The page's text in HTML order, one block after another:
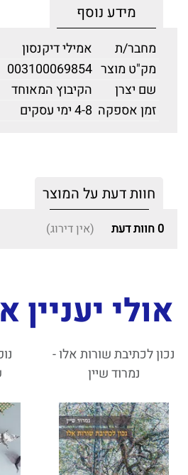
מידע נוסף
מחבר/ת
אמילי דיקנסון
מק"ט מוצר 003100069854
שם יצרן
הקיבוץ המאוחד
זמן אספקה 4-8 ימי עסקים
חוות דעת על המוצר
0 חוות דעת (אין דירוג)
אולי יעניין
נכון לכתיבת שורות אלו -
נמרוד שיין